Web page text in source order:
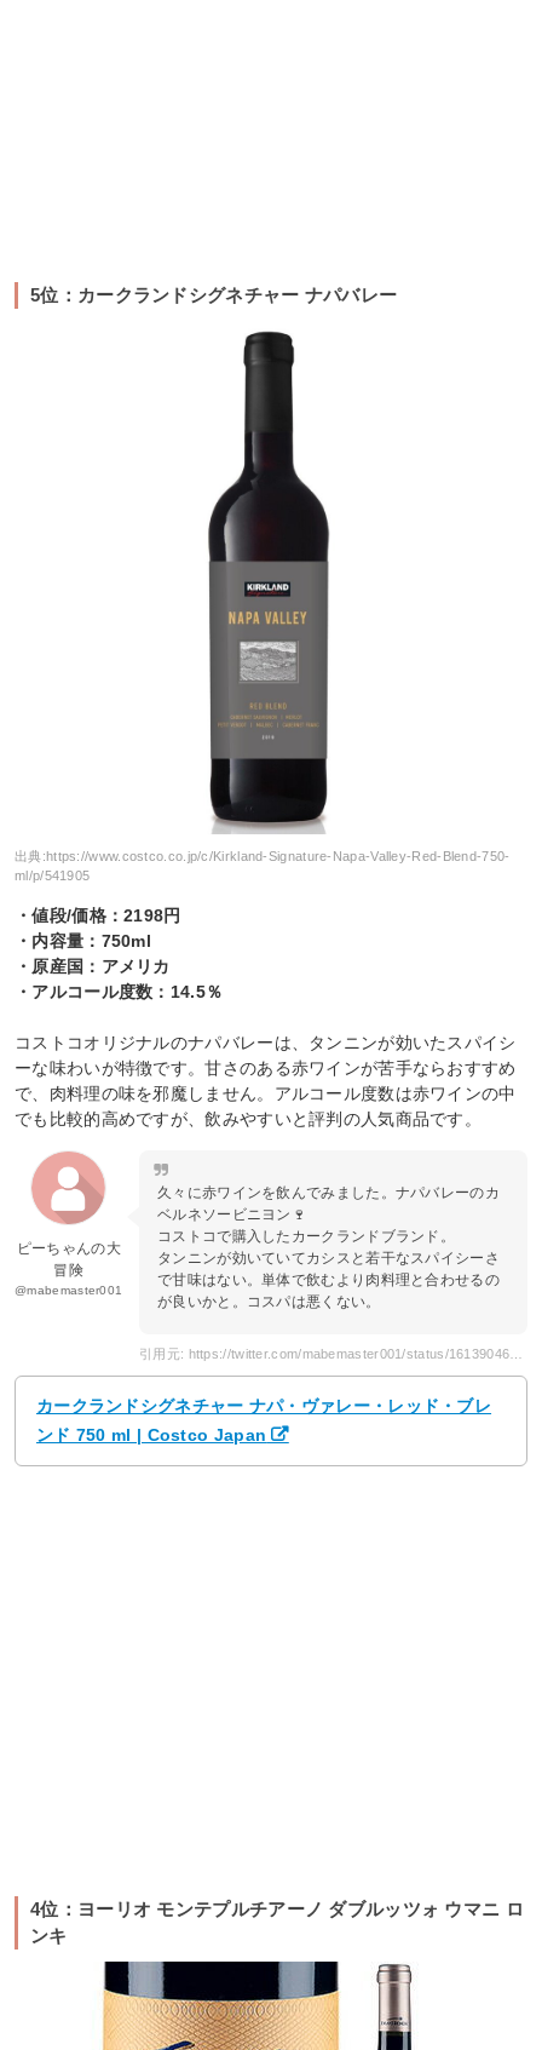
5位：カークランドシグネチャー ナパバレー
出典:https://www.costco.co.jp/c/Kirkland-Signature-Napa-Valley-Red-Blend-750-
ml/p/541905
・値段/価格：2198円
・内容量：750ml
・原産国：アメリカ
・アルコール度数：14.5％
コストコオリジナルのナパバレーは、タンニンが効いたスパイシ
ーな味わいが特徴です。甘さのある赤ワインが苦手ならおすすめ
で、肉料理の味を邪魔しません。アルコール度数は赤ワインの中
でも比較的高めですが、飲みやすいと評判の人気商品です。
ピーちゃんの大
冒険
@mabemaster001
久々に赤ワインを飲んでみました。ナパバレーのカ
ベルネソービニヨン🍷
コストコで購入したカークランドブランド。
タンニンが効いていてカシスと若干なスパイシーさ
で甘味はない。単体で飲むより肉料理と合わせるの
が良いかと。コスパは悪くない。
カークランドシグネチャー ナパ・ヴァレー・レッド・ブレ
ンド 750 ml | Costco Japan
4位：ヨーリオ モンテプルチアーノ ダブルッツォ ウマニ ロ
ンキ